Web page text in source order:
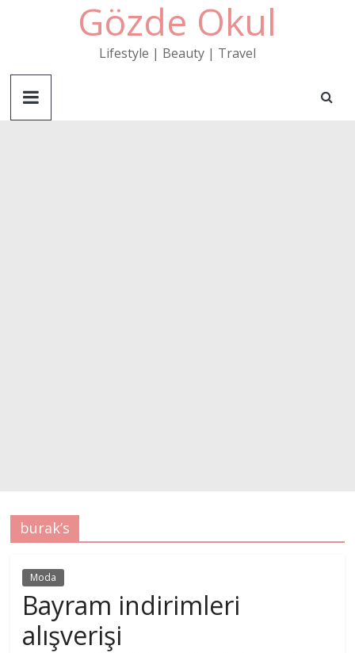
Gözde Okul
Lifestyle | Beauty | Travel
burak’s
Moda
Bayram indirimleri
alışverişi